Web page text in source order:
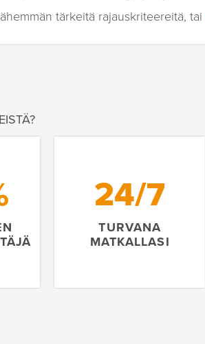
tärkeitä rajauskriteereitä, tai
24/7
TURVANA
MATKALLASI